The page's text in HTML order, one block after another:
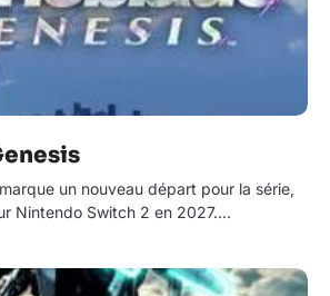
un nouveau départ pour la série,
Nintendo Switch 2 en 2027.…